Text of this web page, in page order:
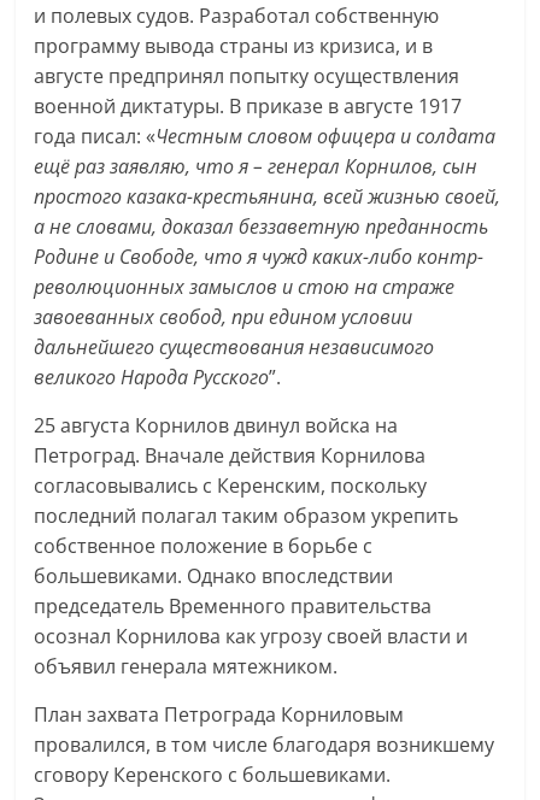
и полевых судов. Разработал собственную
программу вывода страны из кризиса, и в
августе предпринял попытку осуществления
военной диктатуры. В приказе в августе 1917
года писал: «Честным словом офицера и солдата
ещё раз заявляю, что я – генерал Корнилов, сын
простого казака-крестьянина, всей жизнью своей,
а не словами, доказал беззаветную преданность
Родине и Свободе, что я чужд каких-либо контр-
революционных замыслов и стою на страже
завоеванных свобод, при едином условии
дальнейшего существования независимого
великого Народа Русского”.
25 августа Корнилов двинул войска на
Петроград. Вначале действия Корнилова
согласовывались с Керенским, поскольку
последний полагал таким образом укрепить
собственное положение в борьбе с
большевиками. Однако впоследствии
председатель Временного правительства
осознал Корнилова как угрозу своей власти и
объявил генерала мятежником.
План захвата Петрограда Корниловым
провалился, в том числе благодаря возникшему
сговору Керенского с большевиками.